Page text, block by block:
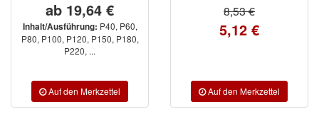
P60,
P180,
5,12 €